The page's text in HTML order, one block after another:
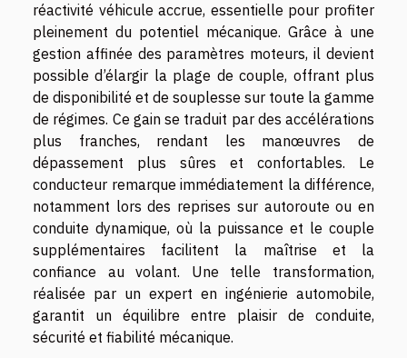
réactivité véhicule accrue, essentielle pour profiter
pleinement du potentiel mécanique. Grâce à une
gestion affinée des paramètres moteurs, il devient
possible d’élargir la plage de couple, offrant plus
de disponibilité et de souplesse sur toute la gamme
de régimes. Ce gain se traduit par des accélérations
plus franches, rendant les manœuvres de
dépassement plus sûres et confortables. Le
conducteur remarque immédiatement la différence,
notamment lors des reprises sur autoroute ou en
conduite dynamique, où la puissance et le couple
supplémentaires facilitent la maîtrise et la
confiance au volant. Une telle transformation,
réalisée par un expert en ingénierie automobile,
garantit un équilibre entre plaisir de conduite,
sécurité et fiabilité mécanique.